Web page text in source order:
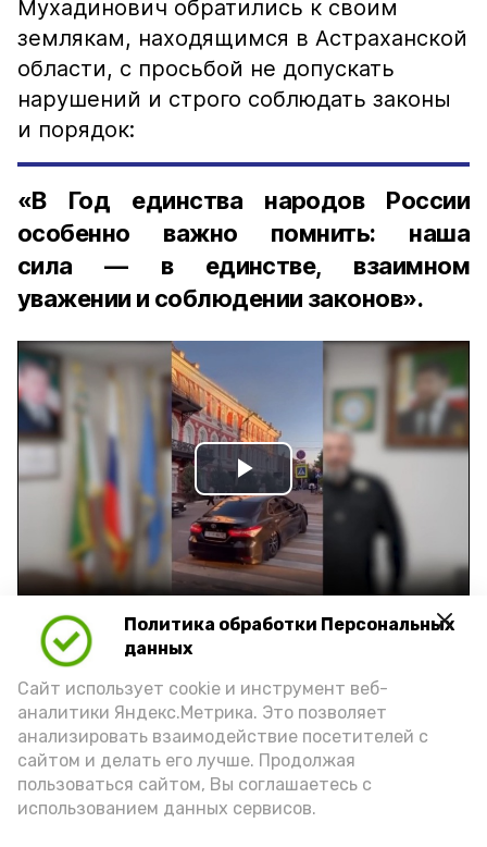
Политика обработки Персональных
данных
Сайт использует cookie и инструмент веб-
аналитики Яндекс.Метрика. Это позволяет
анализировать взаимодействие посетителей с
сайтом и делать его лучше. Продолжая
пользоваться сайтом, Вы соглашаетесь с
использованием данных сервисов.
Мухадинович обратились к своим
землякам, находящимся в Астраханской
области, с просьбой не допускать
нарушений и строго соблюдать законы
и порядок:
«В Год единства народов России
особенно важно помнить: наша
сила — в единстве, взаимном
уважении и соблюдении законов».
Play
Video
Видео: управление пресс-службы и информации
администрации губернатора АО
год единства народов закон